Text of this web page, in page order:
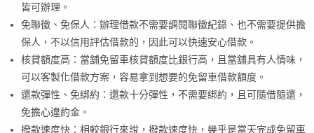
皆可辦理。
免聯徵、免保人：辦理借款不需要調閱聯徵紀錄、也不需要提供擔
保人，不以信用評估借款的，因此可以快速安心借款。
核貸額度高：當舖免留車核貸額度比銀行高，且當舖具有人情味，
可以客製化借款方案，容易拿到想要的免留車借款額度。
還款彈性、免綁約：還款十分彈性，不需要綁約，且可隨借隨還，
免擔心違約金。
撥款速度快：相較銀行來說，撥款速度快，幾乎是當天完成免留車